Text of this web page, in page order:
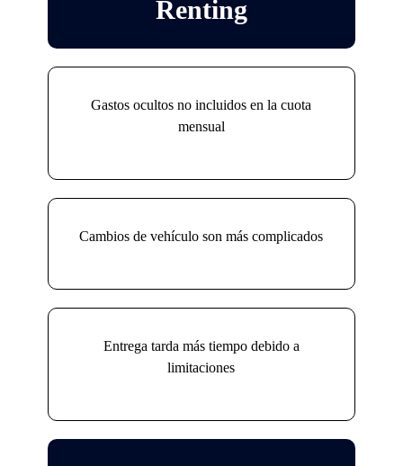
Renting
Gastos ocultos no incluidos en la cuota
mensual
Cambios de vehículo son más complicados
Entrega tarda más tiempo debido a
limitaciones